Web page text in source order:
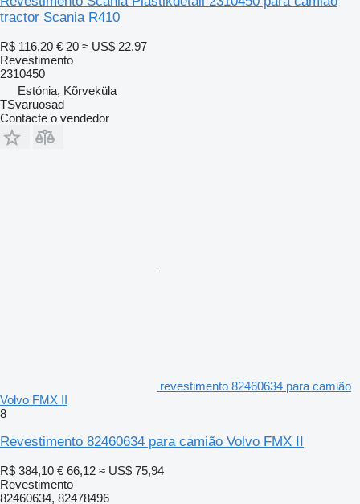
tractor Scania R410
R$ 116,20 € 20 ≈ US$ 22,97
Revestimento
2310450
Estónia, Kõrveküla
TSvaruosad
Contacte o vendedor
revestimento 82460634 para camião
Volvo FMX II
8
Revestimento 82460634 para camião Volvo FMX II
R$ 384,10 € 66,12 ≈ US$ 75,94
Revestimento
82460634, 82478496